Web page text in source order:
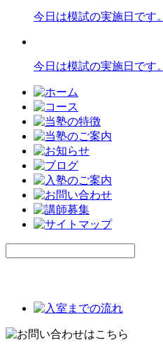
今日は模試の実施日です。
今日は模試の実施日です。